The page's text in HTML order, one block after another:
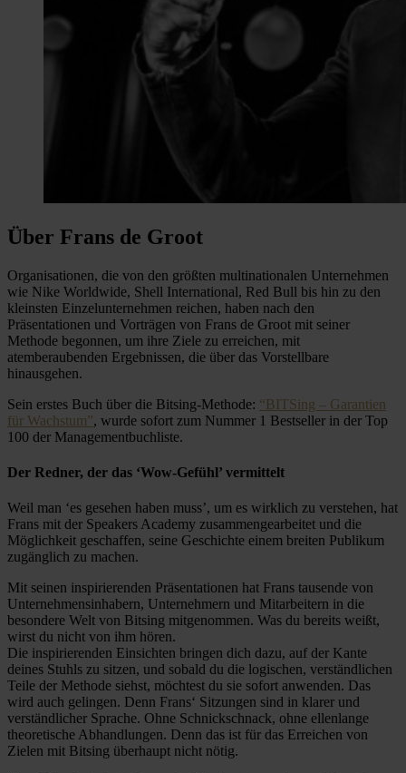
Über Frans de Groot
Organisationen, die von den größten multinationalen Unternehmen
wie Nike Worldwide, Shell International, Red Bull bis hin zu den
kleinsten Einzelunternehmen reichen, haben nach den
Präsentationen und Vorträgen von Frans de Groot mit seiner
Methode begonnen, um ihre Ziele zu erreichen, mit
atemberaubenden Ergebnissen, die über das Vorstellbare
hinausgehen.
Sein erstes Buch über die Bitsing-Methode: “BITSing – Garantien
für Wachstum”, wurde sofort zum Nummer 1 Bestseller in der Top
100 der Managementbuchliste.
Der Redner, der das ‘Wow-Gefühl’ vermittelt
Weil man ‘es gesehen haben muss’, um es wirklich zu verstehen, hat
Frans mit der Speakers Academy zusammengearbeitet und die
Möglichkeit geschaffen, seine Geschichte einem breiten Publikum
zugänglich zu machen.
Mit seinen inspirierenden Präsentationen hat Frans tausende von
Unternehmensinhabern, Unternehmern und Mitarbeitern in die
besondere Welt von Bitsing mitgenommen. Was du bereits weißt,
wirst du nicht von ihm hören.
Die inspirierenden Einsichten bringen dich dazu, auf der Kante
deines Stuhls zu sitzen, und sobald du die logischen, verständlichen
Teile der Methode siehst, möchtest du sie sofort anwenden. Das
wird auch gelingen. Denn Frans‘ Sitzungen sind in klarer und
verständlicher Sprache. Ohne Schnickschnack, ohne ellenlange
theoretische Abhandlungen. Denn das ist für das Erreichen von
Zielen mit Bitsing überhaupt nicht nötig.